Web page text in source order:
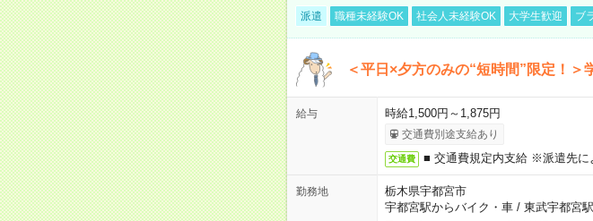
派遣 職種未経験OK 社会人未経験OK 大学生歓迎 ブ
＜平日×夕方のみの“短時間”限定！
給与 時給1,500円～1,875円
交通費別途支給あり
交通費 ■ 交通費規定内支給 ※派遣先に
勤務地
栃木県宇都宮市
宇都宮駅からバイク・車/ 東武宇都宮